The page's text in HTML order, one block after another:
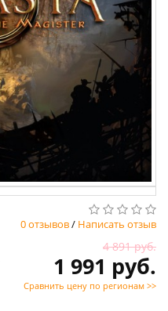
0 отзывов/ Написать отзыв
4 891 руб.
1 991 руб.
Сравнить цену по регионам >>